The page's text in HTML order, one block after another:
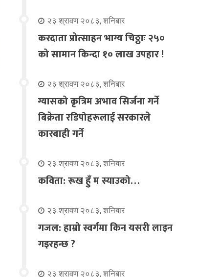
२३ श्रावण २०८३, शनिबार
करदाता प्रोत्साहन भाग्य चिठ्ठाः २५०
को सामान किन्दा १० लाख उपहार !
२३ श्रावण २०८३, शनिबार
ग्यासको कृत्रिम अभाव सिर्जना गर्ने
बिक्रेता रडिपोहरूलाई सरकारले
कारबाही गर्ने
२३ श्रावण २०८३, शनिबार
कविता: रूख हुँ म स्याउको…
२३ श्रावण २०८३, शनिबार
गजल: हाम्रो स्वर्गमा किन यसरी लाइन
गइरहन्छ ?
२३ श्रावण २०८३, शनिबार